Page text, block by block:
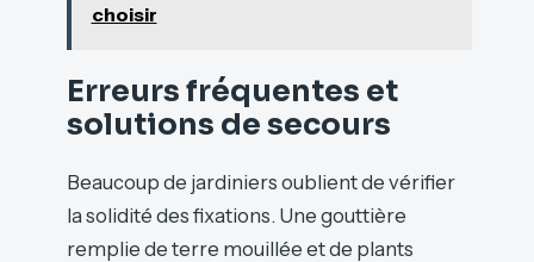
choisir
Erreurs fréquentes et
solutions de secours
Beaucoup de jardiniers oublient de vérifier
la solidité des fixations. Une gouttière
remplie de terre mouillée et de plants